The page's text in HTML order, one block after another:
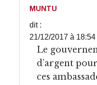
MUNTU
dit :
21/12/2017 à 18:54
Le gouvernement n’a pad
d’argent
ces